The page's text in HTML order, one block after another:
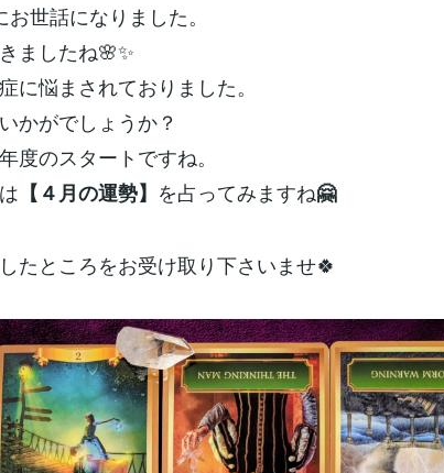
世話になりました。
ましたね🌸✨
に悩まされておりました。
かがでしょうか？
度のスタートですね。
【４月の運勢】 を占ってみますね🤗
たところをお受け取り下さいませ🍀